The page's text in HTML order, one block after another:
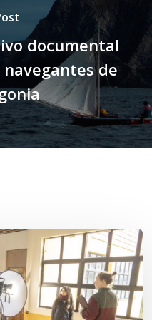
documental
de